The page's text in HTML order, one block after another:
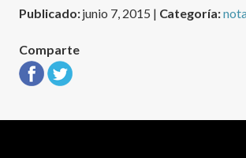
Publicado:junio 7, 2015 | Categoría:
Comparte